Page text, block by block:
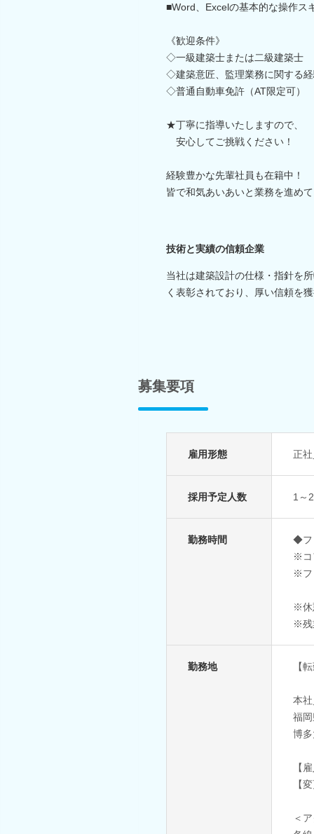
■Word、Excelの基本的な操作ス
《歓迎条件》
◇一級建築士または二級建築士
◇建築意匠、監理業務に関する
◇普通自動車免許（AT限定可）
★丁寧に指導いたしますので、
安心してご挑戦ください！
経験豊かな先輩社員も在籍中！
皆で和気あいあいと業務を進め
技術と実績の信頼企業
当社は建築設計の仕様・指針を
く表彰されており、厚い信頼を
募集要項
雇用形態 正
採用予定人数 1～
勤務時間
◆フ
※コ
※フ
※休
※残
勤務地 【
本
福
博
【
【
＜